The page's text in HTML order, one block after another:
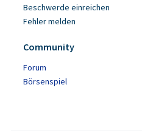
Beschwerde einreichen
Fehler melden
Community
Forum
Börsenspiel